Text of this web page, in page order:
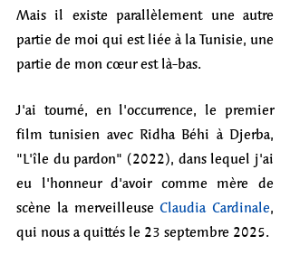
Mais il existe parallèlement une autre
partie de moi qui est liée à la Tunisie, une
partie de mon cœur est là-bas.
J'ai tourné, en l'occurrence, le premier
film tunisien avec Ridha Béhi à Djerba,
"L'île du pardon" (2022), dans lequel j'ai
eu l'honneur d'avoir comme mère de
scène la merveilleuse Claudia Cardinale,
qui nous a quittés le 23 septembre 2025.